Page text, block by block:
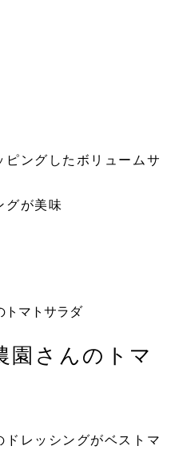
ピングしたボリュームサ
グが美味
園さんのトマ
レッシングがベストマ